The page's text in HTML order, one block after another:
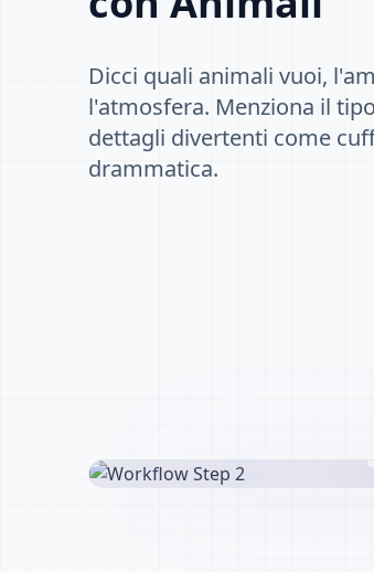
Dicci quali animali vuoi,
l'atmosfera. Menziona il
dettagli divertenti come
drammatica.